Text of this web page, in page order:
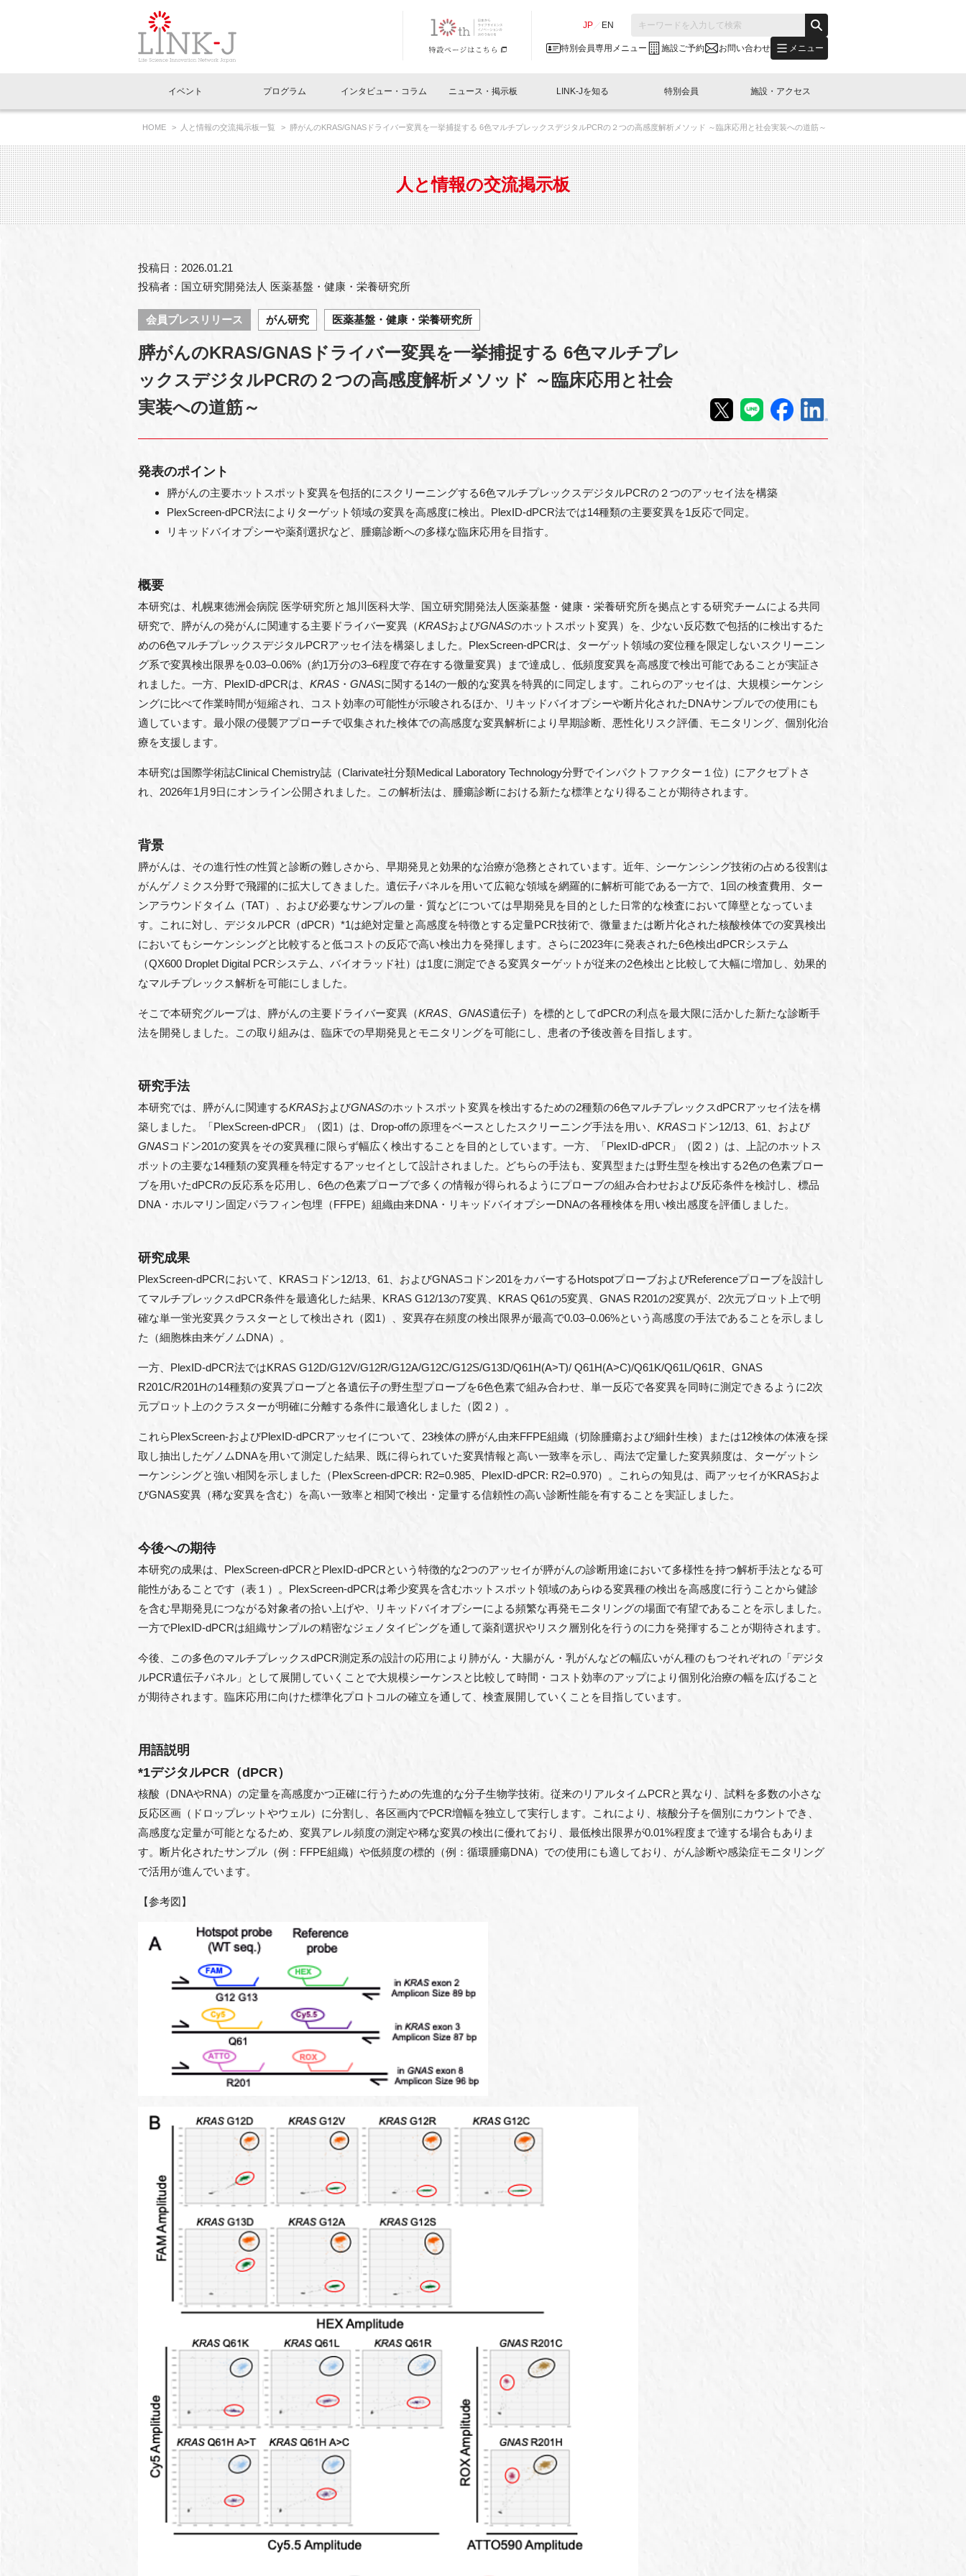
JP EN
特別会員専用メニュー 施設ご予約 お問い合わせ メニュー
イベントお知らせメール登録
閉じる
イベント
イベント一覧
LINK-J主催・共催 特別会員開催
LINK-J協賛・協力 出展・参加
イベントレポート一覧
LINK-J主催・共催 特別会員開催
LINK-J協賛・協力 出展・参加
プログラム
Out of Box相談室 What's "UNIKORN"？ What's "LINK-BioBAY TOKYO"？
インタビュー・コラム
インタビュー・コラム一覧
スペシャルインタビュー ベンチャーインタビュー 会報誌 (News Letter)
連載コラム サポーターコラム 日本橋コラム
ニュース・掲示板
ニュース一覧
トピック プレスリリース
メディア情報 海外関連
協賛・協力
人と情報の交流掲示板一覧
会員プレスリリース ニュース・事業紹介
募集 イベント
LINK-Jを知る
理事長挨拶 Why in Nihonbashi What’s LINK-J WEST
国内外連携 サポーター紹介 事業内容
組織概要 パンフレット GTB日本橋エリアについて
特別会員
特別会員一覧 特別会員について 入会申し込み
専用メニューはこちら
施設・アクセス
ラウンジ・会議室 オフィス・ラボ 施設ご予約
アクセス
HOME 人と情報の交流掲示板一覧 膵がんのKRAS/GNASドライバー変異を一挙捕捉する 6色マルチプレックスデジタルPCRの２つの高感度解析メソッド ～臨床応用と社会実装への道筋～
人と情報の交流掲示板
投稿日：2026.01.21
投稿者：国立研究開発法人 医薬基盤・健康・栄養研究所
会員プレスリリース がん研究 医薬基盤・健康・栄養研究所
膵がんのKRAS/GNASドライバー変異を一挙捕捉する 6色マルチプレ
ックスデジタルPCRの２つの高感度解析メソッド ～臨床応用と社会
実装への道筋～
発表のポイント
膵がんの主要ホットスポット変異を包括的にスクリーニングする6色マルチプレックスデジタルPCRの２つのアッセイ法を構築
PlexScreen-dPCR法によりターゲット領域の変異を高感度に検出。PlexID-dPCR法では14種類の主要変異を1反応で同定。
リキッドバイオプシーや薬剤選択など、腫瘍診断への多様な臨床応用を目指す。
概要
本研究は、札幌東徳洲会病院 医学研究所と旭川医科大学、国立研究開発法人医薬基盤・健康・栄養研究所を拠点とする研究チームによる共同
研究で、膵がんの発がんに関連する主要ドライバー変異（KRASおよびGNASのホットスポット変異）を、少ない反応数で包括的に検出するた
めの6色マルチプレックスデジタルPCRアッセイ法を構築しました。PlexScreen-dPCRは、ターゲット領域の変位種を限定しないスクリーニン
グ系で変異検出限界を0.03–0.06%（約1万分の3–6程度で存在する微量変異）まで達成し、低頻度変異を高感度で検出可能であることが実証さ
れました。一方、PlexID-dPCRは、 KRAS ・ GNASに関する14の一般的な変異を特異的に同定します。これらのアッセイは、大規模シーケンシ
ングに比べて作業時間が短縮され、コスト効率の可能性が示唆されるほか、リキッドバイオプシーや断片化されたDNAサンプルでの使用にも
適しています。最小限の侵襲アプローチで収集された検体での高感度な変異解析により早期診断、悪性化リスク評価、モニタリング、個別化治
療を支援します。
本研究は国際学術誌Clinical Chemistry誌（Clarivate社分類Medical Laboratory Technology分野でインパクトファクター１位）にアクセプトさ
れ、2026年1月9日にオンライン公開されました。この解析法は、腫瘍診断における新たな標準となり得ることが期待されます。
背景
膵がんは、その進行性の性質と診断の難しさから、早期発見と効果的な治療が急務とされています。近年、シーケンシング技術の占める役割は
がんゲノミクス分野で飛躍的に拡大してきました。遺伝子パネルを用いて広範な領域を網羅的に解析可能である一方で、1回の検査費用、ター
ンアラウンドタイム（TAT）、および必要なサンプルの量・質などについては早期発見を目的とした日常的な検査において障壁となっていま
す。これに対し、デジタルPCR（dPCR）*1は絶対定量と高感度を特徴とする定量PCR技術で、微量または断片化された核酸検体での変異検出
においてもシーケンシングと比較すると低コストの反応で高い検出力を発揮します。さらに2023年に発表された6色検出dPCRシステム
（QX600 Droplet Digital PCRシステム、バイオラッド社）は1度に測定できる変異ターゲットが従来の2色検出と比較して大幅に増加し、効果的
なマルチプレックス解析を可能にしました。
そこで本研究グループは、膵がんの主要ドライバー変異（KRAS GNAS遺伝子）を標的としてdPCRの利点を最大限に活かした新たな診断手
法を開発しました。この取り組みは、臨床での早期発見とモニタリングを可能にし、患者の予後改善を目指します。
研究手法
本研究では、膵がんに関連するKRASおよびGNASのホットスポット変異を検出するための2種類の6色マルチプレックスdPCRアッセイ法を構
築しました。「PlexScreen-dPCR」（図1）は、Drop-offの原理をベースとしたスクリーニング手法を用い、 KRASコドン12/13、61、および
GNASコドン201の変異をその変異種に限らず幅広く検出することを目的としています。一方、「PlexID-dPCR」（図２）は、上記のホットス
ポットの主要な14種類の変異種を特定するアッセイとして設計されました。どちらの手法も、変異型または野生型を検出する2色の色素プロー
ブを用いたdPCRの反応系を応用し、6色の色素プローブで多くの情報が得られるようにプローブの組み合わせおよび反応条件を検討し、標品
DNA・ホルマリン固定パラフィン包埋（FFPE）組織由来DNA・リキッドバイオプシーDNAの各種検体を用い検出感度を評価しました。
研究成果
PlexScreen-dPCRにおいて、KRASコドン12/13、61、およびGNASコドン201をカバーするHotspotプローブおよびReferenceプローブを設計し
てマルチプレックスdPCR条件を最適化した結果、KRAS G12/13の7変異、KRAS Q61の5変異、GNAS R201の2変異が、2次元プロット上で明
確な単一蛍光変異クラスターとして検出され（図1）、変異存在頻度の検出限界が最高で0.03–0.06%という高感度の手法であることを示しまし
た（細胞株由来ゲノムDNA）。
一方、PlexID-dPCR法ではKRAS G12D/G12V/G12R/G12A/G12C/G12S/G13D/Q61H(A>T)/ Q61H(A>C)/Q61K/Q61L/Q61R、GNAS
R201C/R201Hの14種類の変異プローブと各遺伝子の野生型プローブを6色色素で組み合わせ、単一反応で各変異を同時に測定できるように2次
元プロット上のクラスターが明確に分離する条件に最適化しました（図２）。
これらPlexScreen-およびPlexID-dPCRアッセイについて、23検体の膵がん由来FFPE組織（切除腫瘍および細針生検）または12検体の体液を採
取し抽出したゲノムDNAを用いて測定した結果、既に得られていた変異情報と高い一致率を示し、両法で定量した変異頻度は、ターゲットシ
ーケンシングと強い相関を示しました（PlexScreen-dPCR: R2=0.985、PlexID-dPCR: R2=0.970）。これらの知見は、両アッセイがKRASおよ
びGNAS変異（稀な変異を含む）を高い一致率と相関で検出・定量する信頼性の高い診断性能を有することを実証しました。
今後への期待
本研究の成果は、PlexScreen-dPCRとPlexID-dPCRという特徴的な2つのアッセイが膵がんの診断用途において多様性を持つ解析手法となる可
能性があることです（表１）。PlexScreen-dPCRは希少変異を含むホットスポット領域のあらゆる変異種の検出を高感度に行うことから健診
を含む早期発見につながる対象者の拾い上げや、リキッドバイオプシーによる頻繁な再発モニタリングの場面で有望であることを示しました。
一方でPlexID-dPCRは組織サンプルの精密なジェノタイピングを通して薬剤選択やリスク層別化を行うのに力を発揮することが期待されます。
今後、この多色のマルチプレックスdPCR測定系の設計の応用により肺がん・大腸がん・乳がんなどの幅広いがん種のもつそれぞれの「デジタ
ルPCR遺伝子パネル」として展開していくことで大規模シーケンスと比較して時間・コスト効率のアップにより個別化治療の幅を広げること
が期待されます。臨床応用に向けた標準化プロトコルの確立を通して、検査展開していくことを目指しています。
用語説明
*1デジタルPCR（dPCR）
核酸（DNAやRNA）の定量を高感度かつ正確に行うための先進的な分子生物学技術。従来のリアルタイムPCRと異なり、試料を多数の小さな
反応区画（ドロップレットやウェル）に分割し、各区画内でPCR増幅を独立して実行します。これにより、核酸分子を個別にカウントでき、
高感度な定量が可能となるため、変異アレル頻度の測定や稀な変異の検出に優れており、最低検出限界が0.01%程度まで達する場合もありま
す。断片化されたサンプル（例：FFPE組織）や低頻度の標的（例：循環腫瘍DNA）での使用にも適しており、がん診断や感染症モニタリング
で活用が進んでいます。
【参考図】